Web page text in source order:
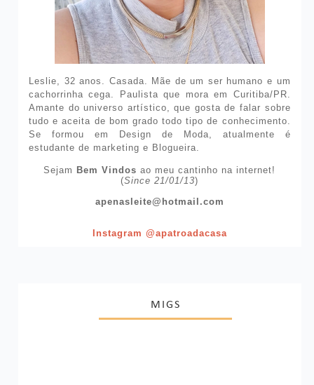
Leslie, 32 anos. Casada. Mãe de um ser humano e um
cachorrinha cega. Paulista que mora em Curitiba/PR.
Amante do universo artístico, que gosta de falar sobre
tudo e aceita de bom grado todo tipo de conhecimento.
Se formou em Design de Moda, atualmente é
estudante de marketing e Blogueira.
Sejam Bem Vindos ao meu cantinho na internet!
(Since 21/01/13)
apenasleite@hotmail.com
Instagram @apatroadacasa
MIGS